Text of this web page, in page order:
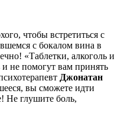
чтобы встретиться с
с бокалом вина в
«Таблетки, алкоголь и
не помогут вам принять
Джонатан
вы сможете идти
Не глушите боль,